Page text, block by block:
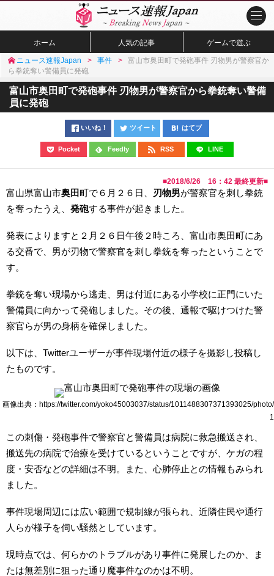
ホーム 人気の記事 ゲームで遊ぶ
ニュース速報Japan 事件
富山市奥田町で発砲事件 刃物男が警察官か
ら拳銃奪い警備員に発砲
富山市奥田町で発砲事件 刃物男が警察官から拳銃奪い警備
員に発砲
いいね！ ツイート はてブ
Pocket Feedly RSS LINE
■2018/6/26 16：42 最終更新■
富山県富山市奥田町で６月２６日、 刃物男が警察官を刺し拳銃
を奪ったうえ、 発砲する事件が起きました。
発表によりますと２月２６日午後２時ころ、富山市奥田町にあ
る交番で、男が刃物で警察官を刺し拳銃を奪ったということで
す。
拳銃を奪い現場から逃走、男は付近にある小学校に正門にいた
警備員に向かって発砲しました。その後、通報で駆けつけた警
察官らが男の身柄を確保しました。
以下は、Twitterユーザーが事件現場付近の様子を撮影し投稿し
たものです。
画像出典：https://twitter.com/yoko45003037/status/1011488307371393025/photo/
1
この刺傷・発砲事件で警察官と警備員は病院に救急搬送され、
搬送先の病院で治療を受けているということですが、ケガの程
度・安否などの詳細は不明。また、心肺停止との情報もみられ
ました。
事件現場周辺には広い範囲で規制線が張られ、近隣住民や通行
人らが様子を伺い騒然としています。
現時点では、何らかのトラブルがあり事件に発展したのか、ま
たは無差別に狙った通り魔事件なのかは不明。